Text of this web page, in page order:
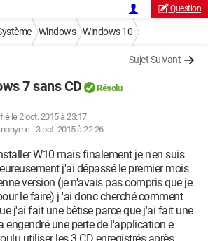
Question
Windows Windows 10
Sujet Suivant
7 sans CD Résolu
le 2 oct. 2015 à 23:17
- 3 oct. 2015 à 22:26
W10 mais finalement je n'en suis
j'ai dépassé le premier mois
version (je n'avais pas compris que je
le faire) j 'ai donc cherché comment
j'ai fait une bêtise parce que j'ai fait une
engendré une perte de l'application e